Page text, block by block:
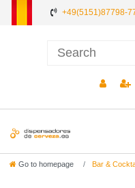
+49(5151)87798-
Go to homepage Bar &